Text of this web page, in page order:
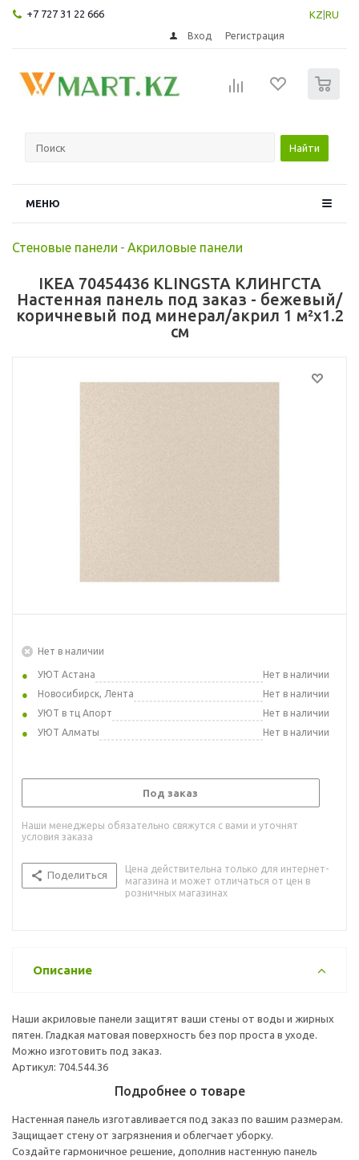
+7 727 31 22 666 KZ RU
Вход Регистрация
Найти
МЕНЮ
Стеновые панели - Акриловые панели
IKEA 70454436 KLINGSTA КЛИНГСТА
Настенная панель под заказ - бежевый/
коричневый под минерал/акрил 1 м²x1.2
см
Нет в наличии
УЮТ Астана
Нет в наличии
Новосибирск, Лента
Нет в наличии
УЮТ в тц Апорт
Нет в наличии
УЮТ Алматы
Нет в наличии
Под заказ
Наши менеджеры обязательно свяжутся с вами и уточнят
условия заказа
Поделиться
Цена действительна только для интернет-
магазина и может отличаться от цен в
розничных магазинах
Описание
Наши акриловые панели защитят ваши стены от воды и жирных
пятен. Гладкая матовая поверхность без пор проста в уходе.
Можно изготовить под заказ.
Артикул: 704.544.36
Подробнее о товаре
Настенная панель изготавливается под заказ по вашим размерам.
Защищает стену от загрязнения и облегчает уборку.
Создайте гармоничное решение, дополнив настенную панель